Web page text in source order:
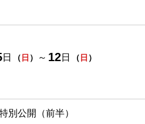
日 （ 日 ） ～ 12日 （ 日 ）
別公開（前半）